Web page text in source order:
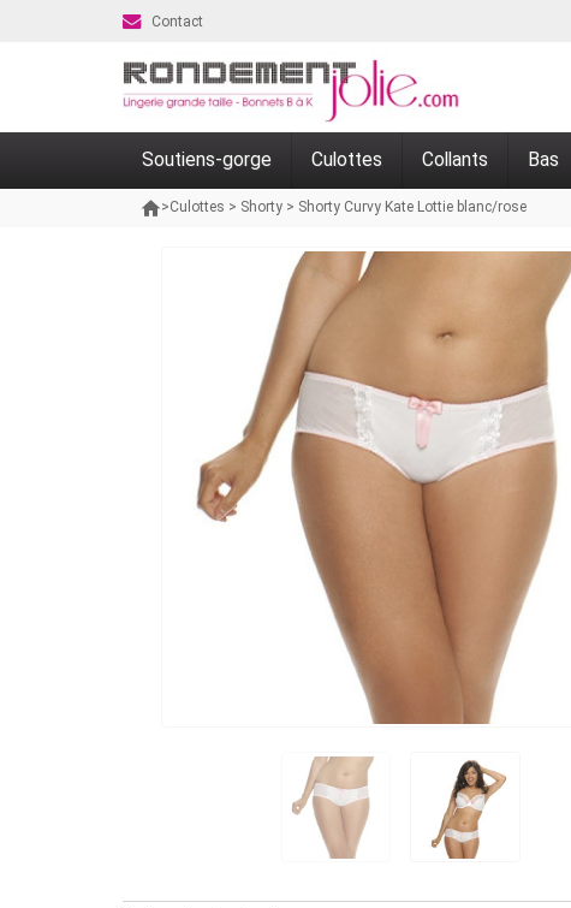
Contact
Soutiens-gorge Culottes Collants Bas
>Culottes > Shorty > Shorty Curvy Kate Lottie blanc/rose